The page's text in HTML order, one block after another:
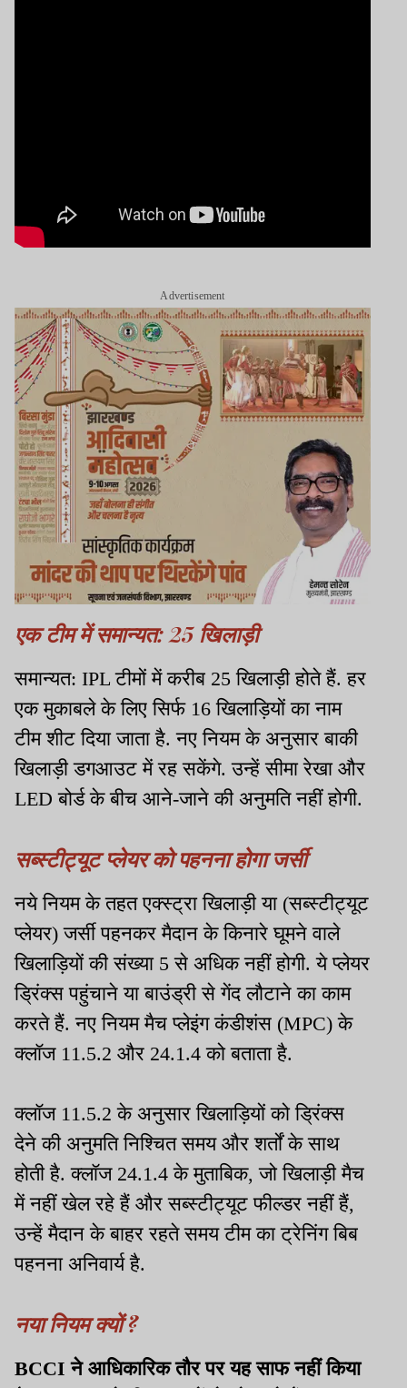
Advertisement
एक टीम में समान्यत: 25 खिलाड़ी
समान्यत: IPL टीमों में करीब 25 खिलाड़ी होते हैं. हर
एक मुकाबले के लिए सिर्फ 16 खिलाड़ियों का नाम
टीम शीट दिया जाता है. नए नियम के अनुसार बाकी
खिलाड़ी डगआउट में रह सकेंगे. उन्हें सीमा रेखा और
LED बोर्ड के बीच आने-जाने की अनुमति नहीं होगी.
सब्स्टीट्यूट प्लेयर को पहनना होगा जर्सी
नये नियम के तहत एक्स्ट्रा खिलाड़ी या (सब्स्टीट्यूट
प्लेयर) जर्सी पहनकर मैदान के किनारे घूमने वाले
खिलाड़ियों की संख्या 5 से अधिक नहीं होगी. ये प्लेयर
ड्रिंक्स पहुंचाने या बाउंड्री से गेंद लौटाने का काम
करते हैं. नए नियम मैच प्लेइंग कंडीशंस (MPC) के
क्लॉज 11.5.2 और 24.1.4 को बताता है.
क्लॉज 11.5.2 के अनुसार खिलाड़ियों को ड्रिंक्स
देने की अनुमति निश्चित समय और शर्तों के साथ
होती है. क्लॉज 24.1.4 के मुताबिक, जो खिलाड़ी मैच
में नहीं खेल रहे हैं और सब्स्टीट्यूट फील्डर नहीं हैं,
उन्हें मैदान के बाहर रहते समय टीम का ट्रेनिंग बिब
पहनना अनिवार्य है.
नया नियम क्यों ?
BCCI ने आधिकारिक तौर पर यह साफ नहीं किया